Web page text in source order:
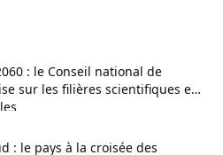
: le Conseil national de
sur les filières scientifiques et
: le pays à la croisée des